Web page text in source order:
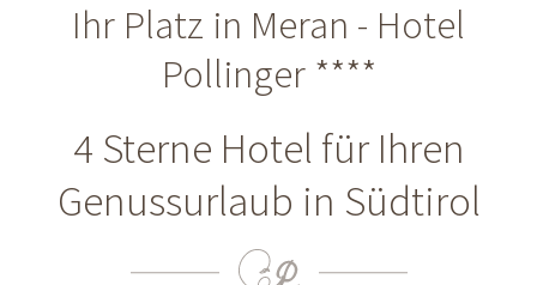
Ihr Platz in Meran - Hotel
Pollinger ****
4 Sterne Hotel für Ihren
Genussurlaub in Südtirol